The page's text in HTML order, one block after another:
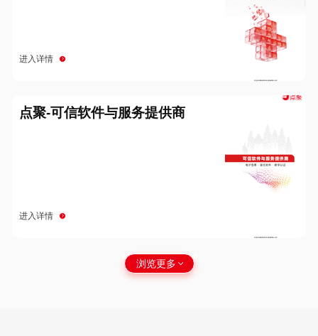
进入详情
点聚-可信软件与服务提供商
进入详情
浏览更多